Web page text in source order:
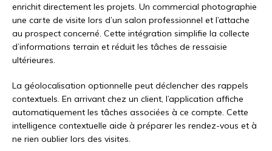
enrichit directement les projets. Un commercial photographie
une carte de visite lors d’un salon professionnel et l’attache
au prospect concerné. Cette intégration simplifie la collecte
d’informations terrain et réduit les tâches de ressaisie
ultérieures.
La géolocalisation optionnelle peut déclencher des rappels
contextuels. En arrivant chez un client, l’application affiche
automatiquement les tâches associées à ce compte. Cette
intelligence contextuelle aide à préparer les rendez-vous et à
ne rien oublier lors des visites.